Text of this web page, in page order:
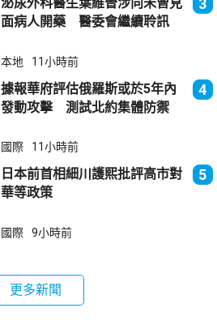
面病人開藥 醫委會繼續聆訊
3
本地 11小時前
據報華府評估俄羅斯或於5年內
發動攻擊 測試北約集體防禦
4
國際 11小時前
日本前首相細川護熙批評高市對
華等政策
5
國際 9小時前
更多新聞